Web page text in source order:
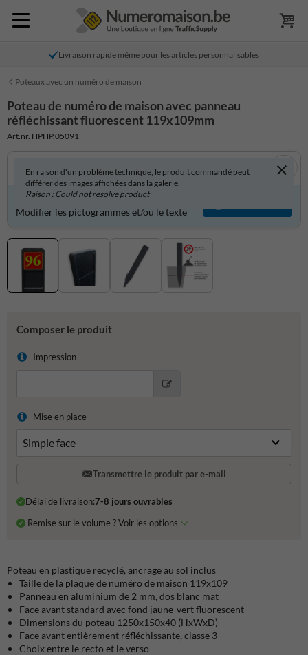
Livraison rapide même pour les articles personnalisables
Poteaux avec un numéro de maison
Poteau de numéro de maison avec panneau
réfléchissant fluorescent 119x109mm
Art.nr. HPHP.05091
En raison d'un problème technique, le produit commandé peut
différer des images affichées dans la galerie.
Raison : Could not resolve product
Produit personnalisable ?
Modifier les pictogrammes et/ou le texte
Personnaliser
Composer le produit
Impression
Mise en place
Transmettre le produit par e-mail
Délai de livraison:7-8 jours ouvrables
Remise sur le volume ? Voir les options
Poteau en plastique recyclé, ancrage au sol inclus
Taille de la plaque de numéro de maison 119x109
Panneau en aluminium de 2 mm, dos blanc mat
Face avant standard avec fond jaune-vert fluorescent
Dimensions du poteau 1250x150x40 (HxWxD)
Face avant entièrement réfléchissante, classe 3
Choix entre le recto et le verso